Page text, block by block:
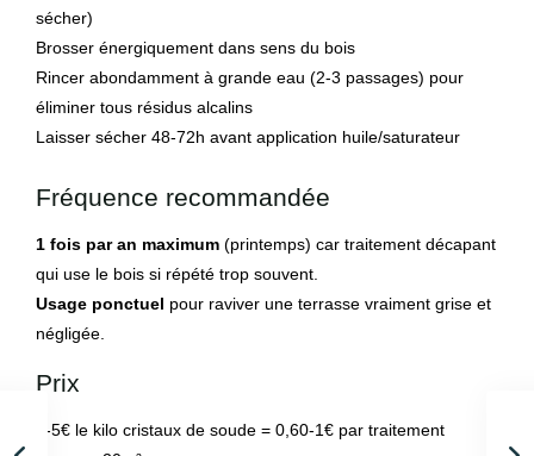
sécher)
Brosser énergiquement dans sens du bois
Rincer abondamment à grande eau (2-3 passages) pour
éliminer tous résidus alcalins
Laisser sécher 48-72h avant application huile/saturateur
Fréquence recommandée
1 fois par an maximum (printemps) car traitement décapant
qui use le bois si répété trop souvent.
Usage ponctuel pour raviver une terrasse vraiment grise et
négligée.
Prix
3-5€ le kilo cristaux de soude = 0,60-1€ par traitement